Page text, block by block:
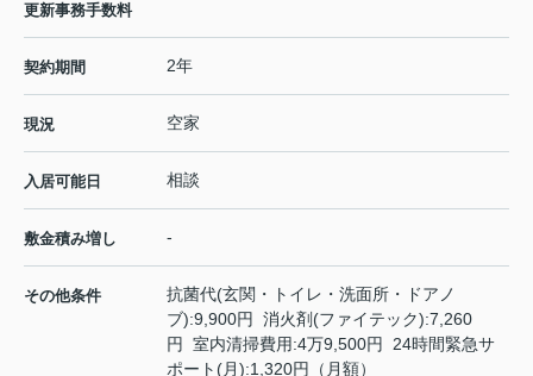
更新事務手数料
契約期間 2年
現況 空家
入居可能日 相談
敷金積み増し -
その他条件
抗菌代(玄関・トイレ・洗面所・ドアノ
ブ):9,900円 消火剤(ファイテック):7,260
円 室内清掃費用:4万9,500円 24時間緊急サ
ポート(月):1,320円（月額）